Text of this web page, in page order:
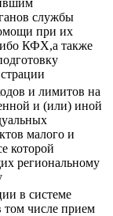
службы
при их
КФХ,а также
и лимитов на
и (или) иной
малого и
которой
региональному
в системе
том числе прием